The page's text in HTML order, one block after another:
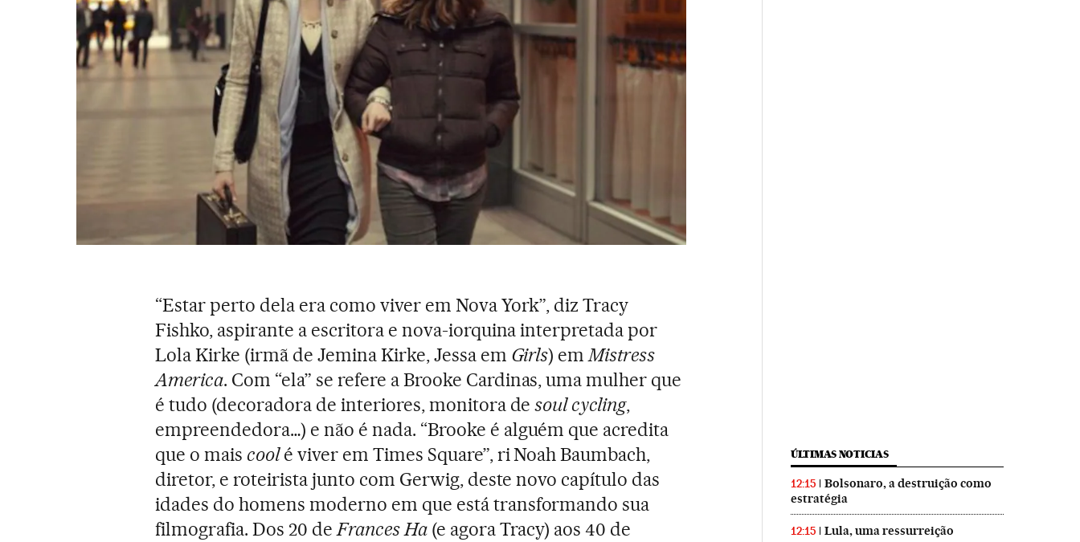
“Estar perto dela era como viver em Nova York”, diz Tracy
Fishko, aspirante a escritora e nova-iorquina interpretada por
Lola Kirke (irmã de Jemina Kirke, Jessa em Girls) emMistress
America. Com “ela” se refere a Brooke Cardinas, uma mulher que
é tudo (decoradora de interiores, monitora desoul cycling,
empreendedora…) e não é nada. “Brooke é alguém que acredita
que o mais coolé viver em Times Square”, ri Noah Baumbach,
diretor, e roteirista junto com Gerwig, deste novo capítulo das
idades do homens moderno em que está transformando sua
filmografia. Dos 20 deFrances Ha(e agora Tracy) aos 40 de
ÚLTIMAS NOTICIAS
12:15
Bolsonaro, a destruição como
estratégia
12:15 Lula, uma ressurreição